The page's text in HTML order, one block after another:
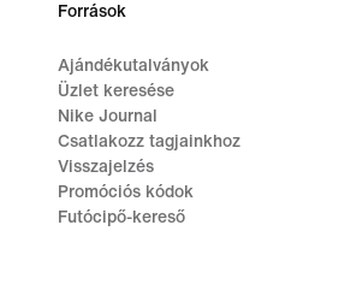
Források
Ajándékutalványok
Üzlet keresése
Nike Journal
Csatlakozz tagjainkhoz
Visszajelzés
Promóciós kódok
Futócipő-kereső